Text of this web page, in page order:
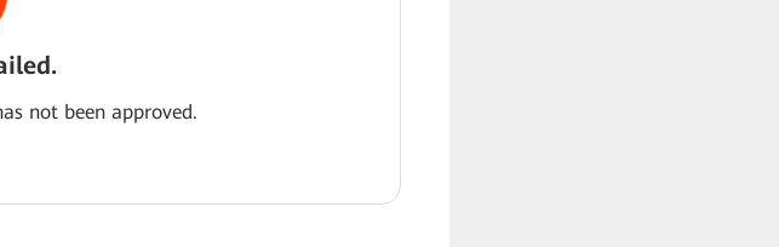
not been approved.